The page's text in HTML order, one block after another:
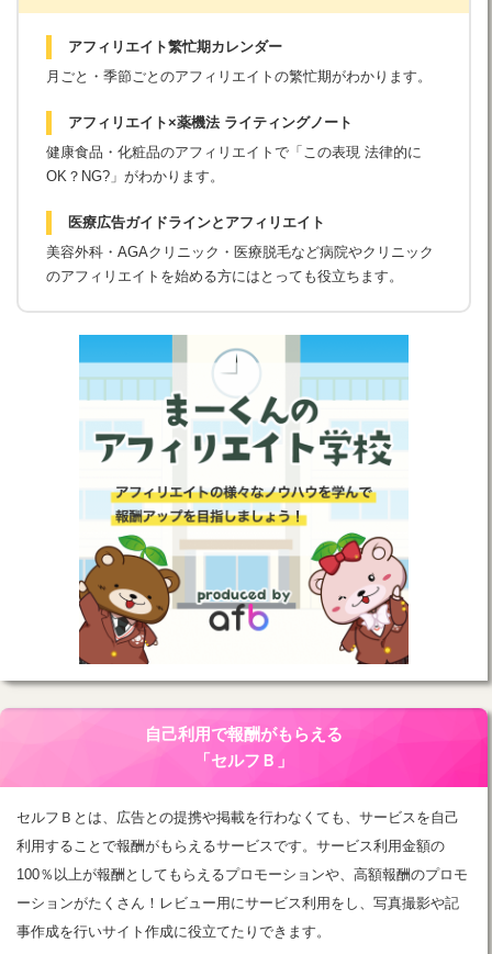
アフィリエイト繁忙期カレンダー
月ごと・季節ごとのアフィリエイトの繁忙期がわかります。
アフィリエイト×薬機法 ライティングノート
健康食品・化粧品のアフィリエイトで「この表現 法律的に
OK？NG?」がわかります。
医療広告ガイドラインとアフィリエイト
美容外科・AGAクリニック・医療脱毛など病院やクリニック
のアフィリエイトを始める方にはとっても役立ちます。
自己利用で報酬がもらえる
「セルフＢ」
セルフＢとは、広告との提携や掲載を行わなくても、サービスを自己
利用することで報酬がもらえるサービスです。サービス利用金額の
100％以上が報酬としてもらえるプロモーションや、高額報酬のプロモ
ーションがたくさん！レビュー用にサービス利用をし、写真撮影や記
事作成を行いサイト作成に役立てたりできます。